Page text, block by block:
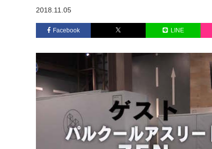
2018.11.05
Facebook LINE